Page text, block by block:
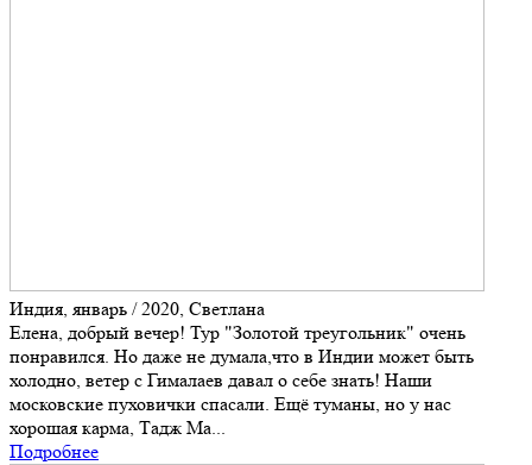
Индия, январь / 2020, Светлана
Елена, добрый вечер! Тур "Золотой треугольник" очень
понравился. Но даже не думала,что в Индии может быть
холодно, ветер с Гималаев давал о себе знать! Наши
московские пуховички спасали. Ещё туманы, но у нас
хорошая карма, Тадж Ма...
Подробнее